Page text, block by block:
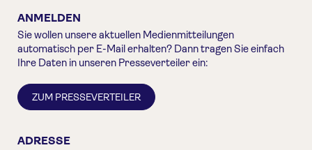
ANMELDEN
Sie wollen unsere aktuellen Medienmitteilungen
automatisch per E-Mail erhalten? Dann tragen Sie einfach
Ihre Daten in unseren Presseverteiler ein:
ZUM PRESSEVERTEILER
ADRESSE